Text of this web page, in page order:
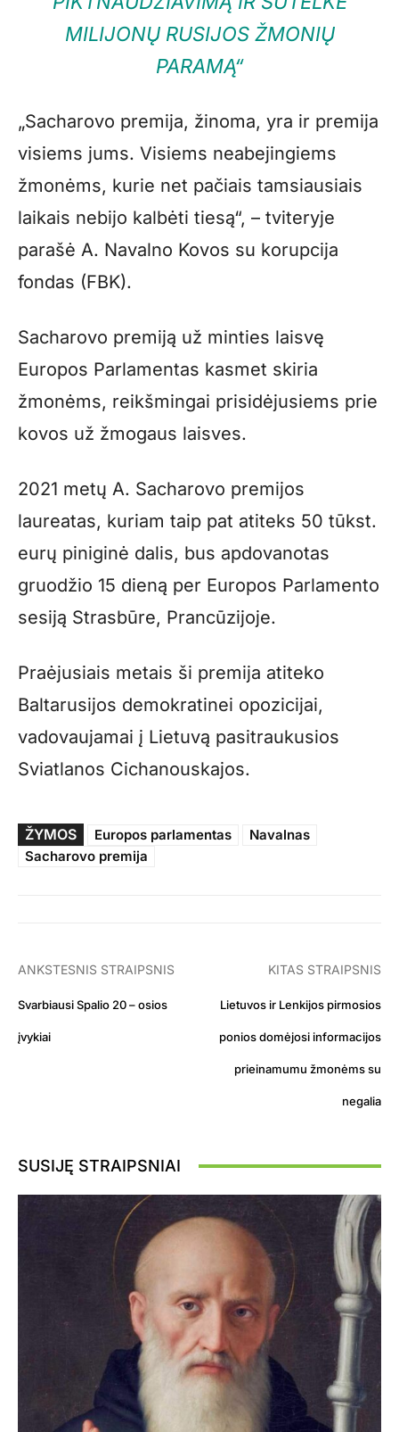
MILIJONŲ RUSIJOS ŽMONIŲ
PARAMĄ“
„Sacharovo premija, žinoma, yra ir premija
visiems jums. Visiems neabejingiems
žmonėms, kurie net pačiais tamsiausiais
laikais nebijo kalbėti tiesą“, – tviteryje
parašė A. Navalno Kovos su korupcija
fondas (FBK).
Sacharovo premiją už minties laisvę
Europos Parlamentas kasmet skiria
žmonėms, reikšmingai prisidėjusiems prie
kovos už žmogaus laisves.
2021 metų A. Sacharovo premijos
laureatas, kuriam taip pat atiteks 50 tūkst.
eurų piniginė dalis, bus apdovanotas
gruodžio 15 dieną per Europos Parlamento
sesiją Strasbūre, Prancūzijoje.
Praėjusiais metais ši premija atiteko
Baltarusijos demokratinei opozicijai,
vadovaujamai į Lietuvą pasitraukusios
Sviatlanos Cichanouskajos.
ŽYMOS Europos parlamentas
Navalnas
Sacharovo premija
ANKSTESNIS STRAIPSNIS
Svarbiausi Spalio 20 – osios
įvykiai
KITAS STRAIPSNIS
Lietuvos ir Lenkijos pirmosios
ponios domėjosi informacijos
prieinamumu žmonėms su
negalia
SUSIJĘ STRAIPSNIAI